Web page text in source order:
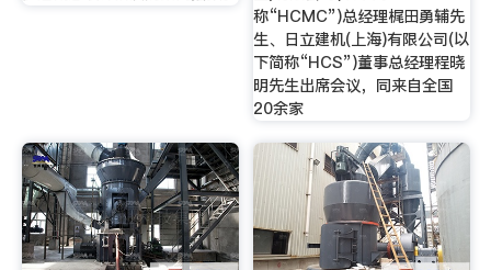
称“HCMC”)总经理梶田勇辅先
生、日立建机(上海)有限公司(以
下简称“HCS”)董事总经理程晓
明先生出席会议，同来自全国
20余家